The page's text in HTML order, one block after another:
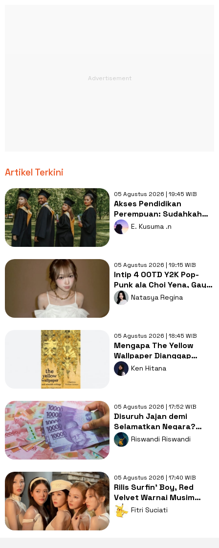
Artikel Terkini
05 Agustus 2026 | 19:45 WIB
Akses Pendidikan
Perempuan: Sudahkah
Merdeka Belajar Benar-
benar Setara?
E. Kusuma .n
05 Agustus 2026 | 19:15 WIB
Intip 4 OOTD Y2K Pop-
Punk ala Choi Yena, Gaya
Lebih Cute dan Rebel!
Natasya Regina
05 Agustus 2026 | 18:45 WIB
Mengapa The Yellow
Wallpaper Dianggap
Karya Sastra dengan
Kritik Feminisme?
Ken Hitana
05 Agustus 2026 | 17:52 WIB
Disuruh Jajan demi
Selamatkan Negara?
Dompet Kita: Giliran Gue
Lagi?
Riswandi Riswandi
05 Agustus 2026 | 17:40 WIB
Rilis Surfin' Boy, Red
Velvet Warnai Musim
Panas dengan Suasana
Romantis
Fitri Suciati